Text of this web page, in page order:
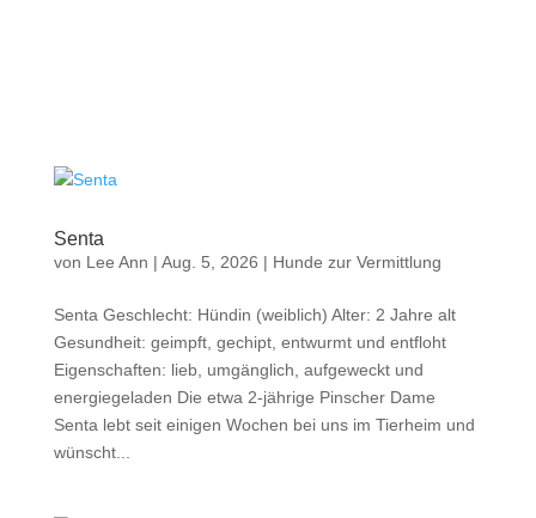
Senta
von Lee Ann | Aug. 5, 2026 | Hunde zur Vermittlung
Senta Geschlecht: Hündin (weiblich) Alter: 2 Jahre alt
Gesundheit: geimpft, gechipt, entwurmt und entfloht
Eigenschaften: lieb, umgänglich, aufgeweckt und
energiegeladen Die etwa 2-jährige Pinscher Dame
Senta lebt seit einigen Wochen bei uns im Tierheim und
wünscht...